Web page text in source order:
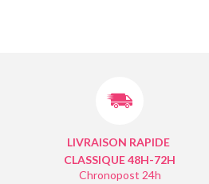
LIVRAISON RAPIDE
CLASSIQUE 48H-72H
Chronopost 24h